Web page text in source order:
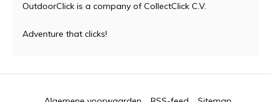
OutdoorClick is a company of CollectClick C.V.
Adventure that clicks!